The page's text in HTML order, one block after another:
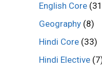
English Core
Geography (8)
Hindi Core (33)
Hindi Elective